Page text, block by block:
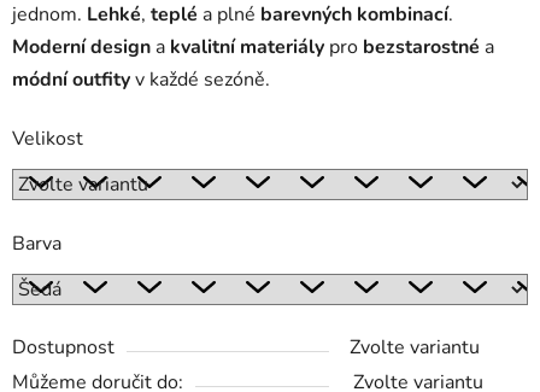
jednom. Lehké, teplé a plné barevných kombinací.
Moderní design a kvalitní materiály pro bezstarostné a
módní outfityv každé sezóně.
Velikost
Barva
Dostupnost
Zvolte variantu
Můžeme doručit do:
Zvolte variantu